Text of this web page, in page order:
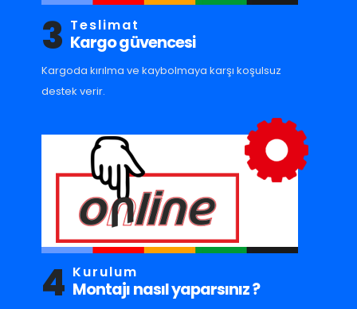
3 Teslimat
Kargo güvencesi
Kargoda kırılma ve kaybolmaya karşı koşulsuz
destek verir.
4 Kurulum
Montajı nasıl yaparsınız ?